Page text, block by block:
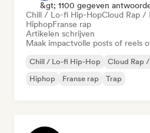
&gt; 1100 gegeven
Chill / Lo-fi Hip-HopCloud Rap /
HiphopFranse rap
Artikelen schrijven
Maak impactvolle posts of reels
Chill / Lo-fi Hip-Hop Cloud Rap
Hiphop
Franse rap Trap